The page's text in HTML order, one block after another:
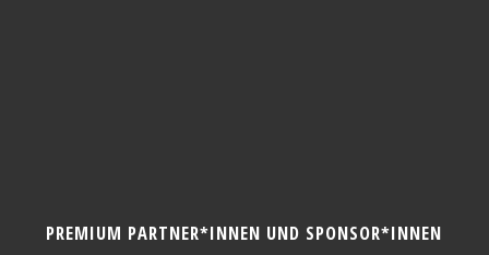
PREMIUM PARTNER*INNEN UND SPONSOR*INNEN